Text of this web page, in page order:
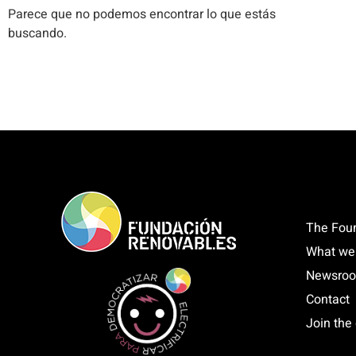
Parece que no podemos encontrar lo que estás
buscando.
The
What
Contact
Join the